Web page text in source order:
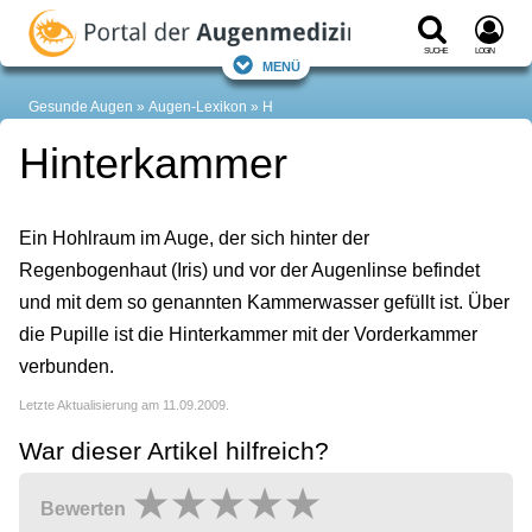
Suche Login
Menü
Gesunde Augen Augen-Lexikon H
Hinterkammer
Ein Hohlraum im Auge, der sich hinter der
Regenbogenhaut (Iris) und vor der Augenlinse befindet
und mit dem so genannten Kammerwasser gefüllt ist. Über
die Pupille ist die Hinterkammer mit der Vorderkammer
verbunden.
Letzte Aktualisierung am 11.09.2009.
War dieser Artikel hilfreich?
Bewerten